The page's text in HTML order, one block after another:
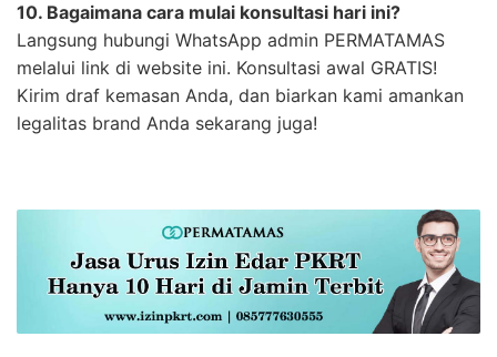
10. Bagaimana cara mulai konsultasi hari ini?
Langsung hubungi WhatsApp admin PERMATAMAS
melalui link di website ini. Konsultasi awal GRATIS!
Kirim draf kemasan Anda, dan biarkan kami amankan
legalitas brand Anda sekarang juga!